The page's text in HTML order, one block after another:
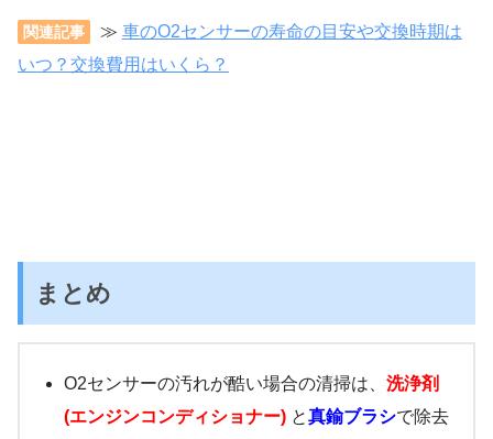
関連記事 ≫ 車のO2センサーの寿命の目安や交換時期は
いつ？交換費用はいくら？
まとめ
O2センサーの汚れが酷い場合の清掃は、 洗浄剤
(エンジンコンディショナー) と真鍮ブラシで除去